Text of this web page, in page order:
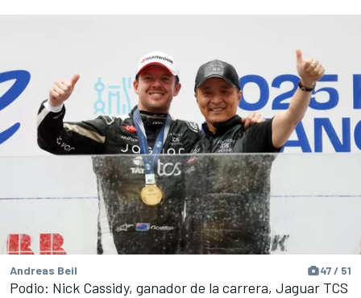
Andreas Beil 47 / 51
Podio: Nick Cassidy, ganador de la carrera, Jaguar TCS